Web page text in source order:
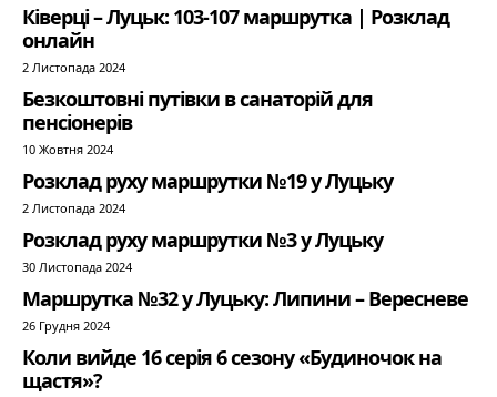
Ківерці – Луцьк: 103-107 маршрутка | Розклад
онлайн
2 Листопада 2024
Безкоштовні путівки в санаторій для
пенсіонерів
10 Жовтня 2024
Розклад руху маршрутки №19 у Луцьку
2 Листопада 2024
Розклад руху маршрутки №3 у Луцьку
30 Листопада 2024
Маршрутка №32 у Луцьку: Липини – Вересневе
26 Грудня 2024
Коли вийде 16 серія 6 сезону «Будиночок на
щастя»?